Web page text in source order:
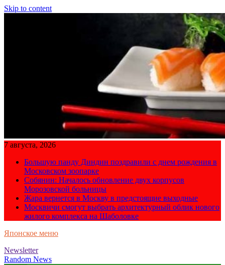
Skip to content
7 августа, 2026
Большую панду Диндин поздравили с днем рождения в
Московском зоопарке
Собянин: Началось обновление двух корпусов
Морозовской больницы
Жара вернется в Москву в предстоящие выходные
Москвичи смогут выбрать архитектурный облик нового
жилого комплекса на Шаболовке
Японское меню
Newsletter
Random News